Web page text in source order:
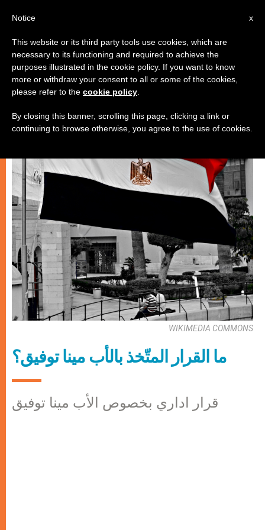
كنيسة محليّة
WIKIMEDIA COMMONS
ما القرار المتّخذ بالأب مينا توفيق؟
قرار اداري بخصوص الأب مينا توفيق
x
Notice
This website or its third party tools use cookies, which are
necessary to its functioning and required to achieve the
purposes illustrated in the cookie policy. If you want to know
more or withdraw your consent to all or some of the cookies,
please refer to the cookie policy
By closing this banner, scrolling this page, clicking a link or
continuing to browse otherwise, you agree to the use of cookies.